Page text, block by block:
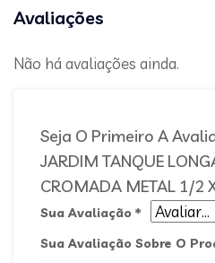
Avaliações
Não há avaliações ainda.
Seja O Primeiro A
JARDIM TANQUE
CROMADA METAL 1/2
Sua Avaliação *
Sua Avaliação Sobre O